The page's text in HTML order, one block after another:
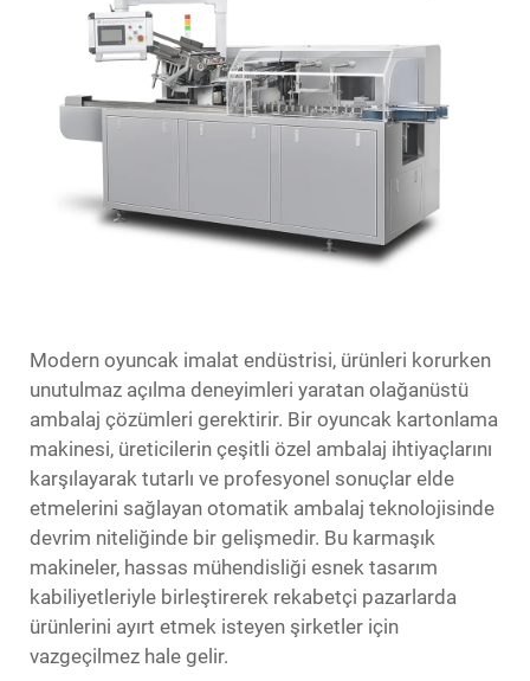
Modern oyuncak imalat endüstrisi, ürünleri korurken
unutulmaz açılma deneyimleri yaratan olağanüstü
ambalaj çözümleri gerektirir. Bir oyuncak kartonlama
makinesi, üreticilerin çeşitli özel ambalaj ihtiyaçlarını
karşılayarak tutarlı ve profesyonel sonuçlar elde
etmelerini sağlayan otomatik ambalaj teknolojisinde
devrim niteliğinde bir gelişmedir. Bu karmaşık
makineler, hassas mühendisliği esnek tasarım
kabiliyetleriyle birleştirerek rekabetçi pazarlarda
ürünlerini ayırt etmek isteyen şirketler için
vazgeçilmez hale gelir.